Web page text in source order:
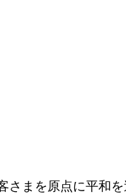
さまを原点に平和